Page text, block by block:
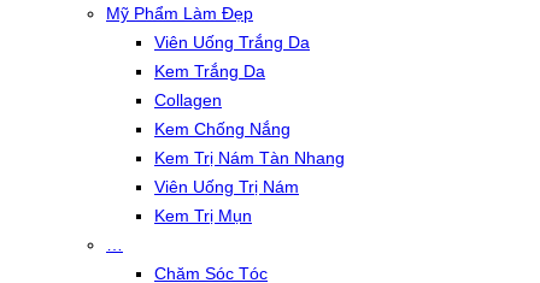
Mỹ Phẩm Làm Đẹp
Viên Uống Trắng Da
Kem Trắng Da
Collagen
Kem Chống Nắng
Kem Trị Nám Tàn Nhang
Viên Uống Trị Nám
Kem Trị Mụn
Chăm Sóc Tóc